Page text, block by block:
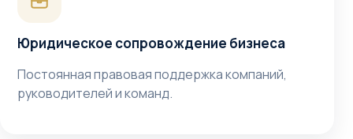
Юридическое сопровождение бизнеса
Постоянная правовая поддержка компаний,
руководителей и команд.